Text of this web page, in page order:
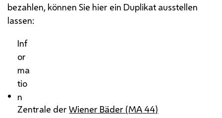
bezahlen, können Sie hier ein Duplikat ausstellen
lassen:
Inf
or
ma
tio
n
Zentrale derWiener Bäder (MA44)